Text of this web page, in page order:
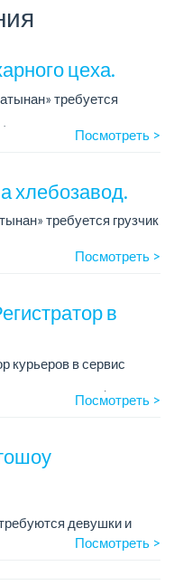
цеха.
требуется
на
Посмотреть >
хлебозавод.
требуется грузчик
Посмотреть >
в
курьеров в сервис
- Макатаева).Посмотреть >
девушки и
Посмотреть >